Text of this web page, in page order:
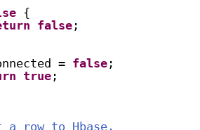
{
false ;
= false ;
true ;
a row to Hbase.